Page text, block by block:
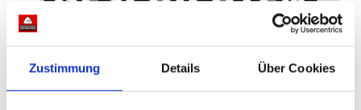
Zustimmung Details Über Cookies
HOSE RUNTER 05: Vier Monate